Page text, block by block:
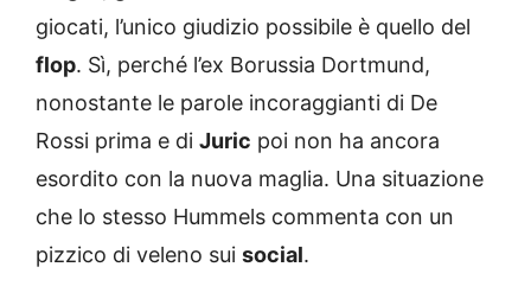
giocati, l’unico giudizio possibile è quello del
flop. Sì, perché l’ex Borussia Dortmund,
nonostante le parole incoraggianti di De
Rossi prima e di Juric poi non ha ancora
esordito con la nuova maglia. Una situazione
che lo stesso Hummels commenta con un
pizzico di veleno sui social.